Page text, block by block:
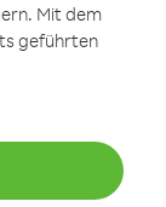
Mit dem
geführten